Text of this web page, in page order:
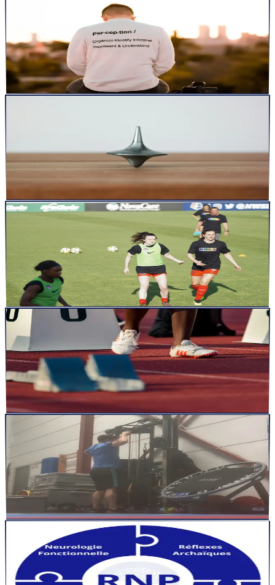
Boucle perception-action et performance sportive :
neurosciences, apprentissage moteur et terrain
Introduction : Qu’est-ce que la boucle perception-action ? La
boucle perception-action (ou boucle sensori-motrice) désig...
Lire la suite
Équilibre et performance : Le secret bien gardé des
Le secret des athlètes d’élite : un système caché qui booste les
performances La plupart des sportifs passent des heures...
articles
26 févr. 2025 min
La Marche de l&rsquo;Infini : Le guide ultime pour
booster coordination, équilibre et performance
Introduction : Pourquoi s’intéresser à la Marche de l’Infini ?
Imaginez un exercice qui améliore simultanément votre équ...
Lire la suite
articles 20 févr. 2025 5
Post-Activation Potentiation (PAP) & PAPE : le
moteur caché du French Contrast
Introduction Vous venez d’achever un squat à 90 % de votre 1 RM.
Le souffle est court, les quadriceps brûlent ; pourtant...
Lire la suite
20 févr. 2025 min
Plyométrie assistée : optimiser bandes élastiques et
câbles
Introduction Dans le French Contrast, le quatrième mouvement, le
saut assisté, verrouille le pic de vitesse : l’élastiqu...
Lire la suite
min
Équilibre en question : L&rsquo;impact des
surfaces instables sur la stabilométrie des athlètes
lors de l&rsquo;échauffement